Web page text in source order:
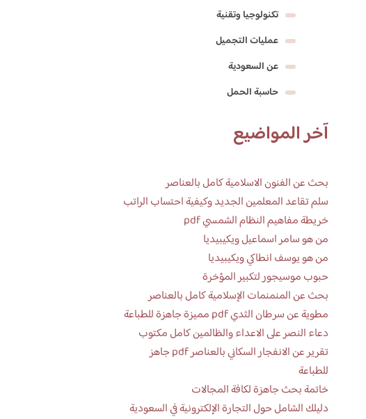
تكنولوجيا وتقنية
عمليات التجميل
عن السعودية
حاسبة الحمل
آخر المواضيع
بحث عن الفنون الاسلامية كامل بالعناصر
سلم تقاعد المعلمين الجديد وكيفية احتساب الراتب
خريطة مفاهيم النظام الشمسي pdf
من هو سامر اسماعيل ويكيبيديا
من هو يوسف انطاكي ويكيبيديا
حبوب موسيجور لتكبير المؤخرة
بحث عن المنمنمات الإسلامية كامل بالعناصر
مطوية عن سرطان الثدي pdf مميزة جاهزة للطباعة
دعاء النصر على الاعداء والظالمين كامل مكتوب
تقرير عن الانفجار السكاني بالعناصر pdf جاهز
للطباعة
خاتمة بحث جاهزة لكافة المجالات
دليلك الشامل حول التجارة الإلكترونية في السعودية